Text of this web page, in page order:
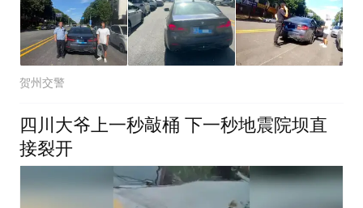
贺州交警
四川大爷上一秒敲桶 下一秒地震院坝直
接裂开